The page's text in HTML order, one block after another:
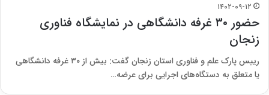
۱۴۰۲-۰۹-۱۲
حضور ۳۰ غرفه دانشگاهی در نمایشگاه فناوری
زنجان
رییس پارک علم و فناوری استان زنجان گفت: بیش از ۳۰ غرفه دانشگاهی
یا متعلق به دستگاه‌های اجرایی برای عرضه…